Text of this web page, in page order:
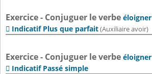
Exercice - Conjuguer le verbe éloigner
 Indicatif Plus que parfait(Auxiliaire avoir)
Exercice - Conjuguer le verbe éloigner
 Indicatif Passé simple